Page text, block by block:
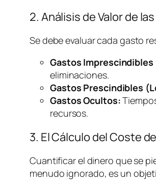
2. Análisis de Valor de
Se debe evaluar cada gasto
Gastos Imprescindibles
eliminaciones.
Gastos Prescindibles
Gastos Ocultos:
recursos.
3. El Cálculo del Coste
Cuantificar el dinero que se
menudo ignorado, es un